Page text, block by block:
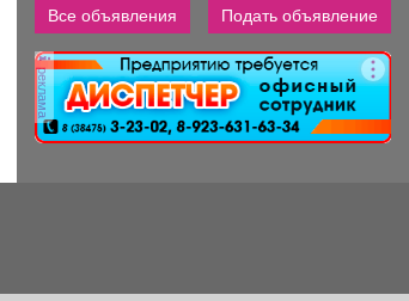
Все объявления Подать объявление
реклама